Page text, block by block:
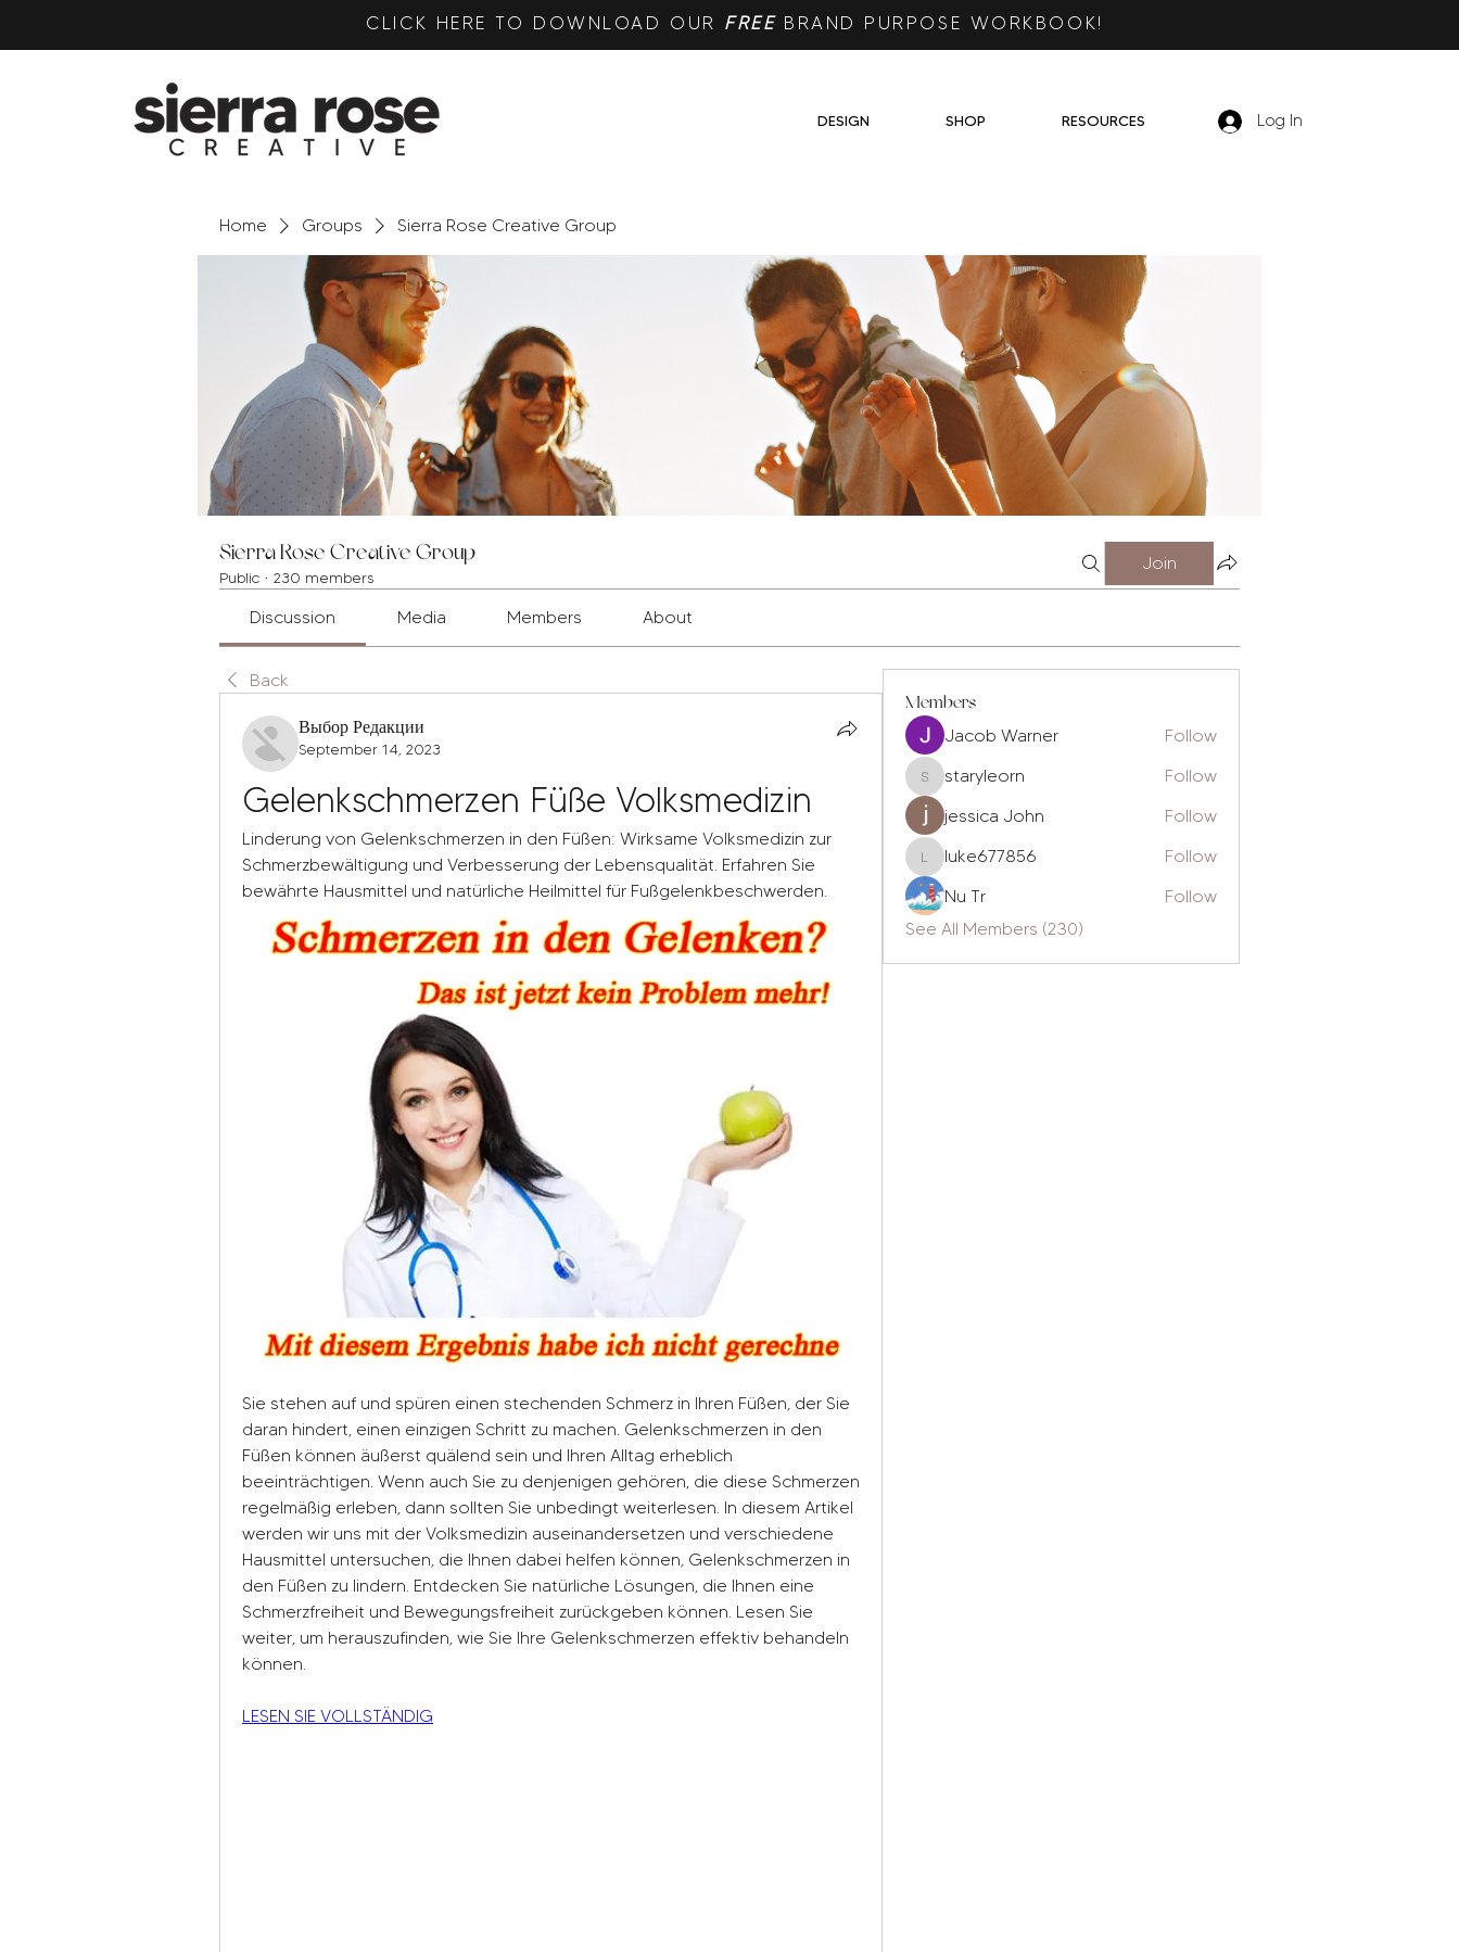
CLICK HERE TO DOWNLOAD OUR FREEBRAND PURPOSE WORKBOOK!
DESIGN SHOP RESOURCES Log In
Home Groups Sierra Rose Creative Group
Sierra Rose Creative Group
Public · 230 members
Join
Discussion Media Members About
Back
Выбор Редакции
September 14, 2023
Gelenkschmerzen Füße Volksmedizin
Linderung von Gelenkschmerzen in den Füßen: Wirksame Volksmedizin zur
Schmerzbewältigung und Verbesserung der Lebensqualität. Erfahren Sie
bewährte Hausmittel und natürliche Heilmittel für Fußgelenkbeschwerden.
Sie stehen auf und spüren einen stechenden Schmerz in Ihren Füßen, der Sie
daran hindert, einen einzigen Schritt zu machen. Gelenkschmerzen in den
Füßen können äußerst quälend sein und Ihren Alltag erheblich
beeinträchtigen. Wenn auch Sie zu denjenigen gehören, die diese Schmerzen
regelmäßig erleben, dann sollten Sie unbedingt weiterlesen. In diesem Artikel
werden wir uns mit der Volksmedizin auseinandersetzen und verschiedene
Hausmittel untersuchen, die Ihnen dabei helfen können, Gelenkschmerzen in
den Füßen zu lindern. Entdecken Sie natürliche Lösungen, die Ihnen eine
Schmerzfreiheit und Bewegungsfreiheit zurückgeben können. Lesen Sie
weiter, um herauszufinden, wie Sie Ihre Gelenkschmerzen effektiv behandeln
können.
LESEN SIE VOLLSTÄNDIG
Members
Jacob Warner Follow
staryleorn
staryleorn
Follow
jessica John
Follow
luke677856
luke677856
Follow
Nu Tr
Follow
See All Members (230)